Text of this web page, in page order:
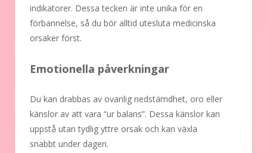
indikatorer. Dessa tecken är inte unika för en
förbannelse, så du bör alltid utesluta medicinska
orsaker först.
Emotionella påverkningar
Du kan drabbas av ovanlig nedstämdhet, oro eller
känslor av att vara “ur balans”. Dessa känslor kan
uppstå utan tydlig yttre orsak och kan växla
snabbt under dagen.